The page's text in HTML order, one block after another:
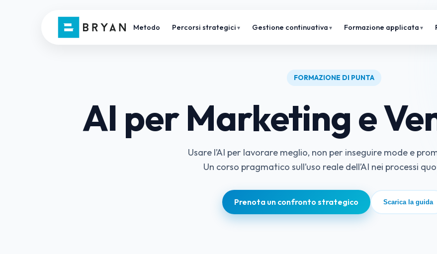
Metodo Percorsi strategici Gestione continuativa Formazione applicata
FORMAZIONE DI PUNTA
AI per Marketing e
Usare l’AI per lavorare meglio, non per inseguire mode e
Un corso pragmatico sull’uso reale dell’AI nei processi
Prenota un confronto strategico Scarica la guida